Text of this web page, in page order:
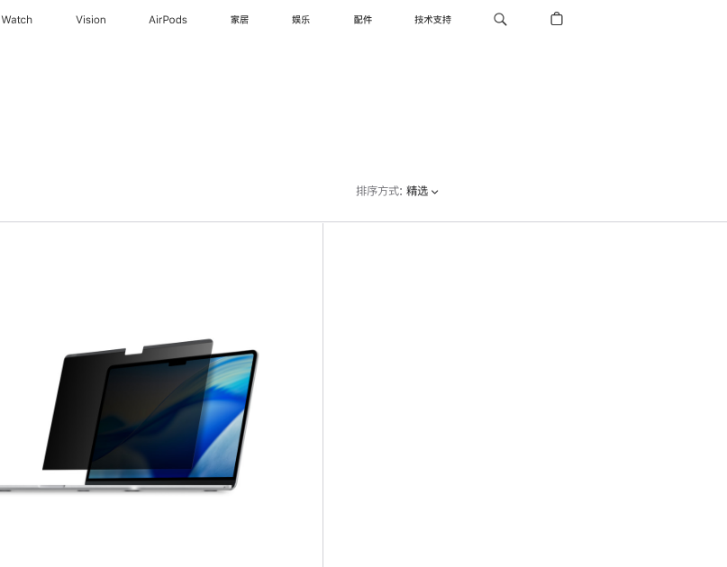
Watch Vision AirPods 家居 娱乐 配件 技术支持
排序方式: 精选
上
一
个
Kensington
超